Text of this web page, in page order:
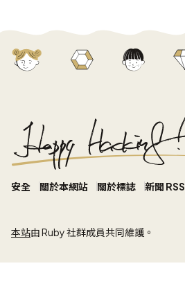
安全 關於本網站 關於標誌 新聞 RSS
本站由 Ruby 社群成員共同維護。